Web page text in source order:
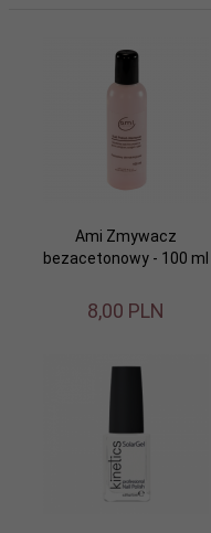
Ami Zmywacz
bezacetonowy - 100 ml
8,00 PLN